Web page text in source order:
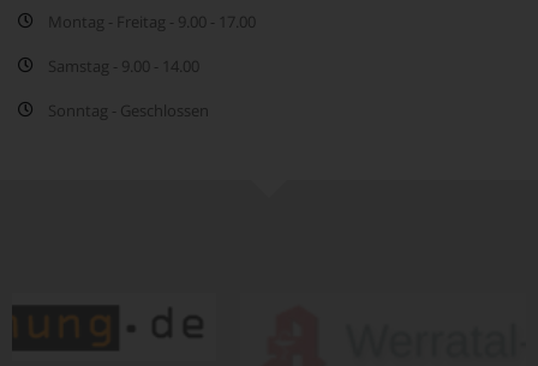
Montag - Freitag - 9.00 - 17.00
Samstag - 9.00 - 14.00
Sonntag - Geschlossen